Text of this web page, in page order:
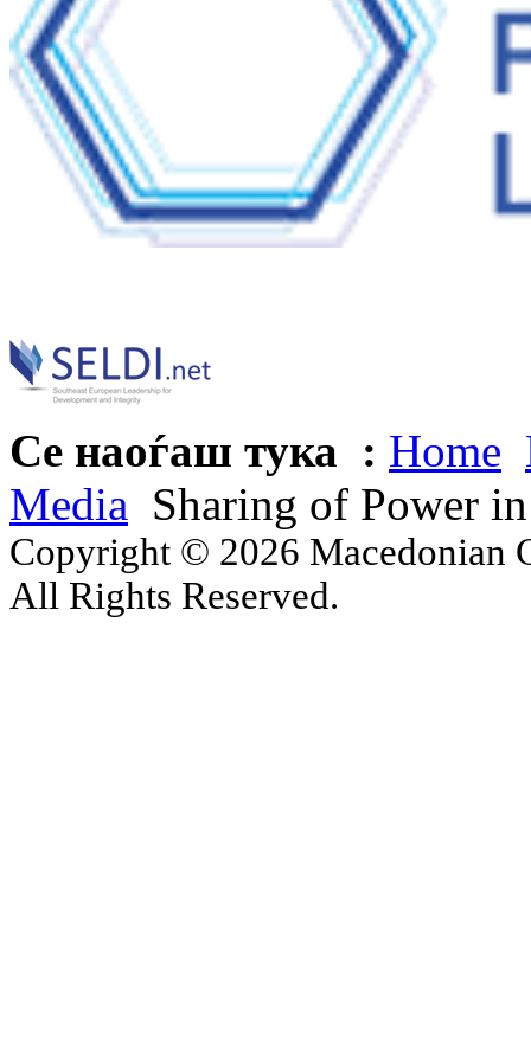
Се наоѓаш тука : Home
Media Sharing of Power
Copyright © 2026 Macedonian
All Rights Reserved.